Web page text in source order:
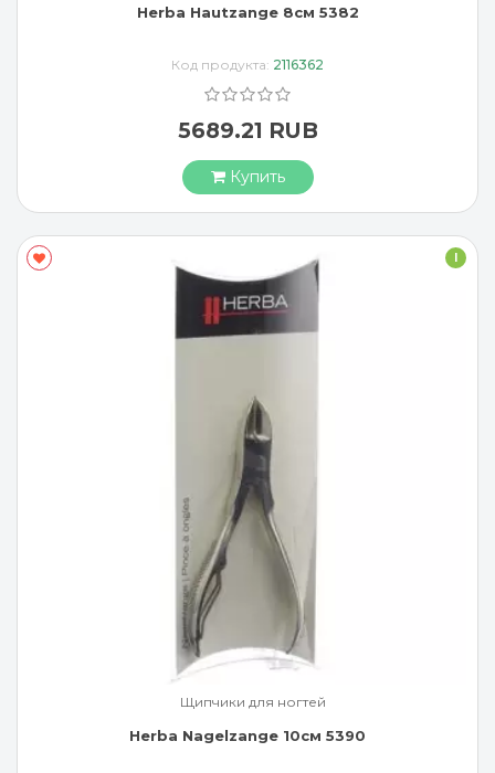
Herba Hautzange 8см 5382
Код продукта: 2116362
5689.21 RUB
Купить
I
Щипчики для ногтей
Herba Nagelzange 10см 5390